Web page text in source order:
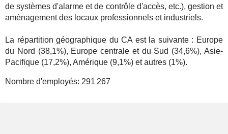
de systèmes d'alarme et de contrôle d'accès, etc.), gestion et
aménagement des locaux professionnels et industriels.
La répartition géographique du CA est la suivante : Europe
du Nord (38,1%), Europe centrale et du Sud (34,6%), Asie-
Pacifique (17,2%), Amérique (9,1%) et autres (1%).
Nombre d'employés: 291 267